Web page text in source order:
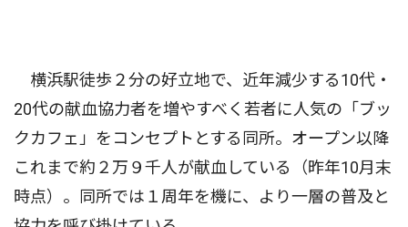
横浜駅徒歩２分の好立地で、近年減少する10代・
20代の献血協力者を増やすべく若者に人気の「ブッ
クカフェ」をコンセプトとする同所。オープン以降
これまで約２万９千人が献血している（昨年10月末
時点）。同所では１周年を機に、より一層の普及と